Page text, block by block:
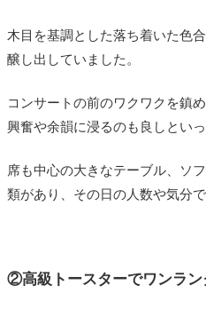
木目を基調とした落ち着いた色
醸し出していました。
コンサートの前のワクワクを鎮
興奮や余韻に浸るのも良しとい
席も中心の大きなテーブル、ソ
類があり、その日の人数や気分
②高級トースターでワンラン